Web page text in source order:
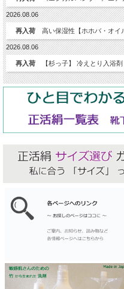
2026.08.06
再入荷 高い保湿性【ホホバ・オイ
2026.08.06
再入荷 【杉っ子】 冷えとり入浴剤